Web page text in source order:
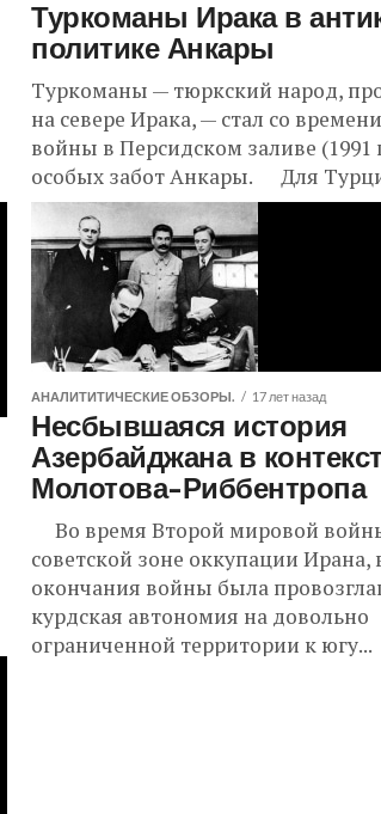
Туркоманы Ирака в
политике Анкары
Туркоманы — тюркский народ,
на севере Ирака, — стал со
войны в Персидском заливе (1991
особых забот Анкары. Для
АНАЛИТИТИЧЕСКИЕ ОБЗОРЫ. 17 лет назад
Несбывшаяся история
Азербайджана в
Молотова-Риббентропа
Во время Второй мировой
советской зоне оккупации Ирана,
окончания войны была
курдская автономия на довольно
ограниченной территории к югу...